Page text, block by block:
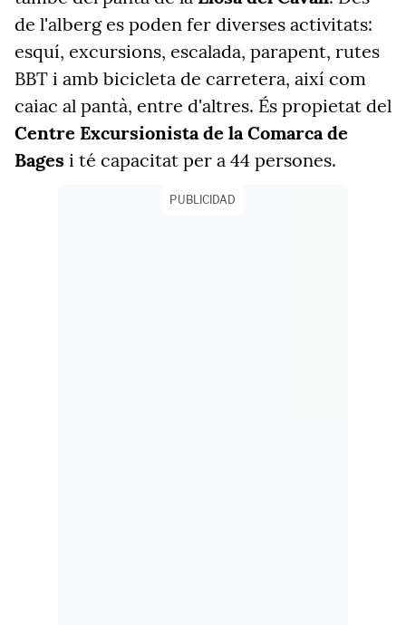
de l'alberg es poden fer diverses activitats:
esquí, excursions, escalada, parapent, rutes
BBT i amb bicicleta de carretera, així com
caiac al pantà, entre d'altres. És propietat del
Centre Excursionista de la Comarca de
Bages i té capacitat per a 44 persones.
PUBLICIDAD